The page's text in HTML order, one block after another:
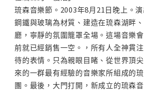
琉森音樂節。2003年8月21日晚上。
鋼鐵與玻璃為材質、建造在琉森湖畔
廳，寧靜的氛圍籠罩全場。這場音樂
前就已經銷售一空。，所有人全神貫
待的表情。只為親眼目睹、從世界頂
來的一群最有經驗的音樂家所組成的
團。最後，大門打開，新成立的琉森